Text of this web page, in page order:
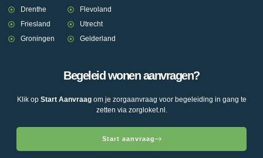
Drenthe
Friesland
Groningen
Flevoland
Utrecht
Gelderland
Begeleid wonen aanvragen?
Klik op Start Aanvraagom je zorgaanvraag voor begeleiding in gang te
zetten via zorgloket.nl.
Start aanvraag